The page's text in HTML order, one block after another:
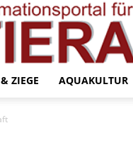
ZIEGE AQUAKULTUR